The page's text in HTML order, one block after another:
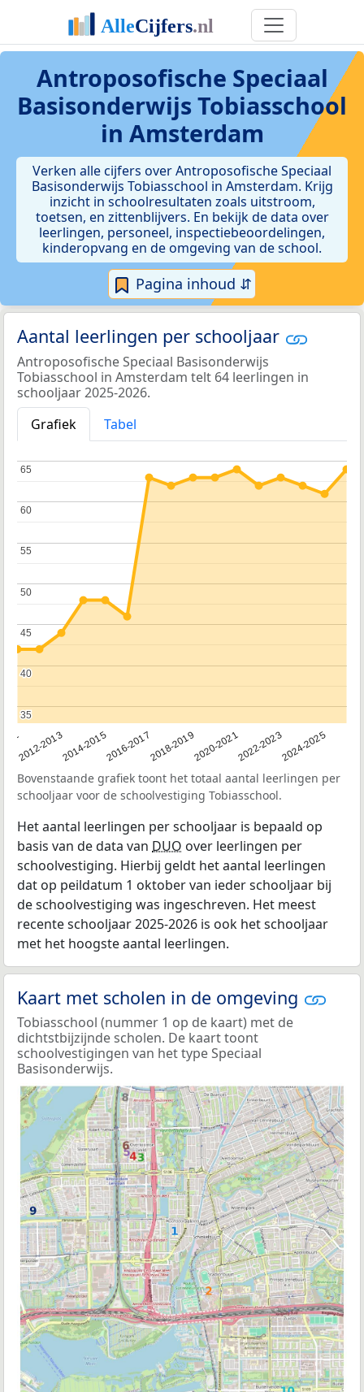
Antroposofische Speciaal
Basisonderwijs Tobiasschool
in Amsterdam
Verken alle cijfers over Antroposofische Speciaal
Basisonderwijs Tobiasschool in Amsterdam. Krijg
inzicht in schoolresultaten zoals uitstroom,
toetsen, en zittenblijvers. En bekijk de data over
leerlingen, personeel, inspectiebeoordelingen,
kinderopvang en de omgeving van de school.
Pagina inhoud ⇵
Aantal leerlingen per schooljaar
Antroposofische Speciaal Basisonderwijs
Tobiasschool in Amsterdam telt 64 leerlingen in
schooljaar 2025-2026.
Grafiek
Tabel
2012-20132014-20152016-20172018-20192020-20212022-20232024-2025
35
35
40
40
45
45
50
50
55
55
60
60
65
65
Bovenstaande grafiek toont het totaal aantal leerlingen per
schooljaar voor de schoolvestiging Tobiasschool.
Het aantal leerlingen per schooljaar is bepaald op
basis van de data van DUO over leerlingen per
schoolvestiging. Hierbij geldt het aantal leerlingen
dat op peildatum 1 oktober van ieder schooljaar bij
de schoolvestiging was ingeschreven. Het meest
recente schooljaar 2025-2026 is ook het schooljaar
met het hoogste aantal leerlingen.
Kaart met scholen in de omgeving
Tobiasschool (nummer 1 op de kaart) met de
dichtstbijzijnde scholen. De kaart toont
schoolvestigingen van het type Speciaal
Basisonderwijs.